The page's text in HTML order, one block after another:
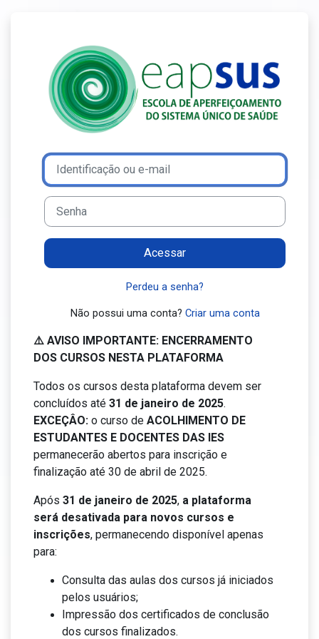
Avançar para criar nova conta
Identificação ou e-mail
Senha
Acessar
Perdeu a senha?
Não possui uma conta? Criar uma conta
⚠️ AVISO IMPORTANTE: ENCERRAMENTO
DOS CURSOS NESTA PLATAFORMA
Todos os cursos desta plataforma devem ser
concluídos até 31 de janeiro de 2025.
EXCEÇÂO: o curso de ACOLHIMENTO DE
ESTUDANTES E DOCENTES DAS IES
permanecerão abertos para inscrição e
finalização até 30 de abril de 2025.
Após 31 de janeiro de 2025, a plataforma
será desativada para novos cursos e
inscrições, permanecendo disponível apenas
para:
Consulta das aulas dos cursos já iniciados
pelos usuários;
Impressão dos certificados de conclusão
dos cursos finalizados.